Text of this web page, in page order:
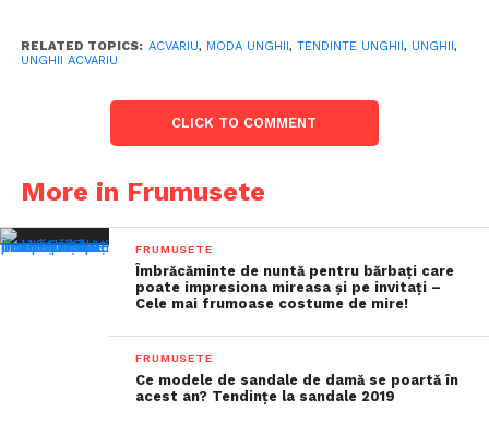
RELATED TOPICS: ACVARIU, MODA UNGHII, TENDINTE UNGHII, UNGHII,
UNGHII ACVARIU
CLICK TO COMMENT
More in Frumusete
FRUMUSETE
Îmbrăcăminte de nuntă pentru bărbați care
poate impresiona mireasa și pe invitați –
Cele mai frumoase costume de mire!
FRUMUSETE
Ce modele de sandale de damă se poartă în
acest an? Tendințe la sandale 2019